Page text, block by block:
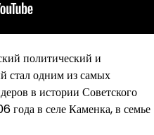
политический и
стал одним из самых
в истории Советского
года в селе Каменка, в семье